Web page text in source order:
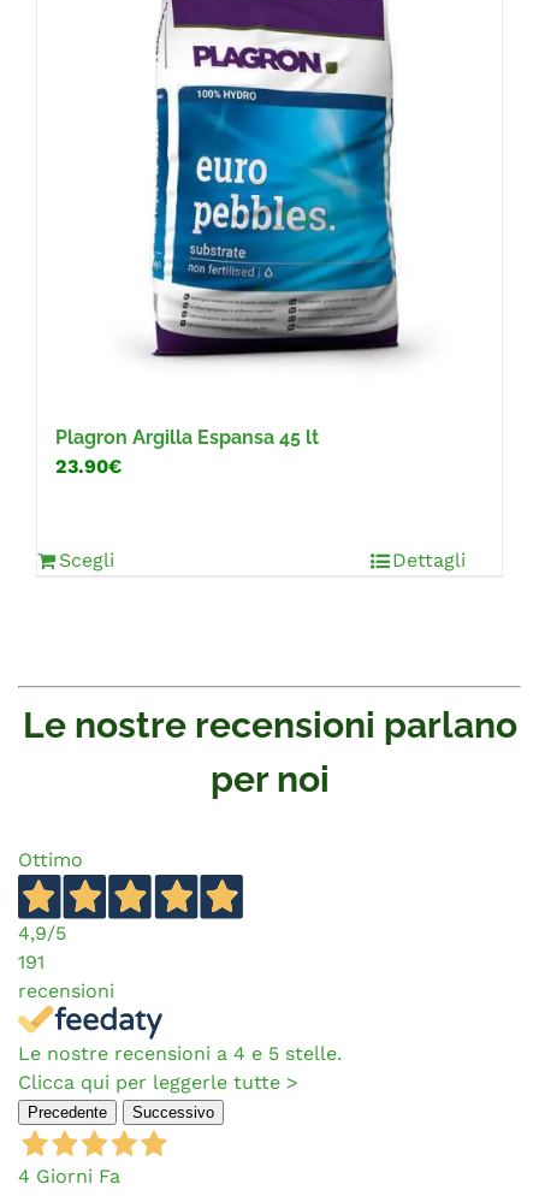
Plagron Argilla Espansa 45 lt
23.90€
Scegli Dettagli
Le nostre recensioni parlano
per noi
Ottimo
4,9/5
191
recensioni
Le nostre recensioni a 4 e 5 stelle.
Clicca qui per leggerle tutte >
Precedente Successivo
4 Giorni Fa